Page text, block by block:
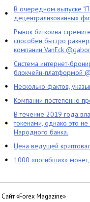
В очередном выпуске
децентрализованных
Рынок биткоина
способен быстро
компании VanEck
Система интернет-
блокчейн-платформой
Несколько фактов,
Компании постепенно
В течение 2019 года
токенами, однако это не
Народного банка.
Цена ведущей
1000 «погибших»
Сайт «Forex Magazine»